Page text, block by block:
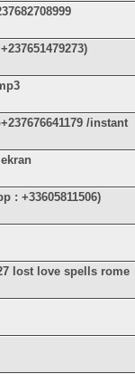
/instant
: +33605811506)
lost love spells rome